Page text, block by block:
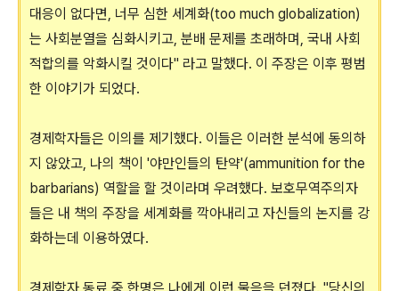
대응이 없다면, 너무 심한 세계화(too much globalization)
는 사회분열을 심화시키고, 분배 문제를 초래하며, 국내 사회
적합의를 악화시킬 것이다" 라고 말했다. 이 주장은 이후 평범
한 이야기가 되었다.
경제학자들은 이의를 제기했다. 이들은 이러한 분석에 동의하
지 않았고, 나의 책이 '야만인들의 탄약'(ammunition for the
barbarians) 역할을 할 것이라며 우려했다. 보호무역주의자
들은 내 책의 주장을 세계화를 깍아내리고 자신들의 논지를 강
화하는데 이용하였다.